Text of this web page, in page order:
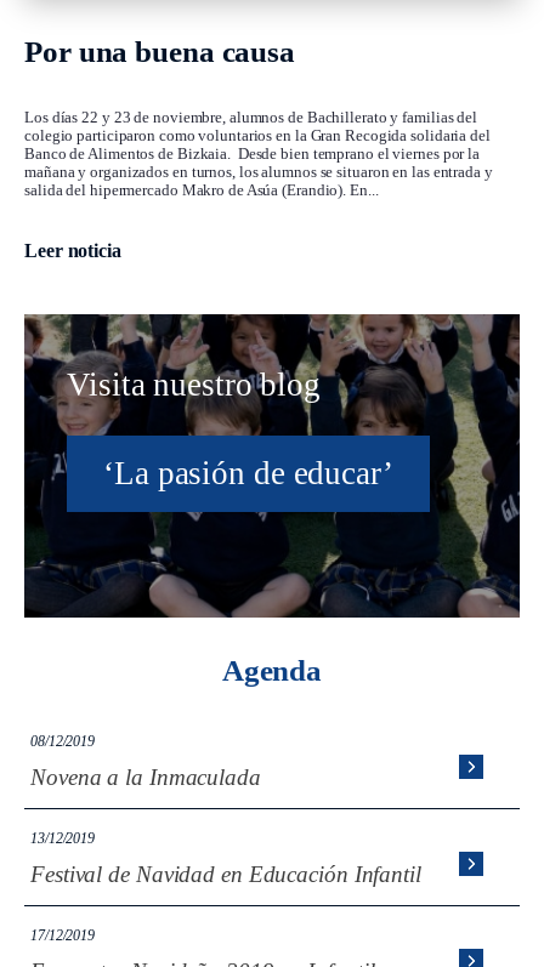
Por una buena causa
Los días 22 y 23 de noviembre, alumnos de Bachillerato y familias del
colegio participaron como voluntarios en la Gran Recogida solidaria del
Banco de Alimentos de Bizkaia. Desde bien temprano el viernes por la
mañana y organizados en turnos, los alumnos se situaron en las entrada y
salida del hipermercado Makro de Asúa (Erandio). En...
Leer noticia
Visita nuestro blog
‘La pasión de educar’
Agenda
08/12/2019
Novena a la Inmaculada
13/12/2019
Festival de Navidad en Educación Infantil
17/12/2019